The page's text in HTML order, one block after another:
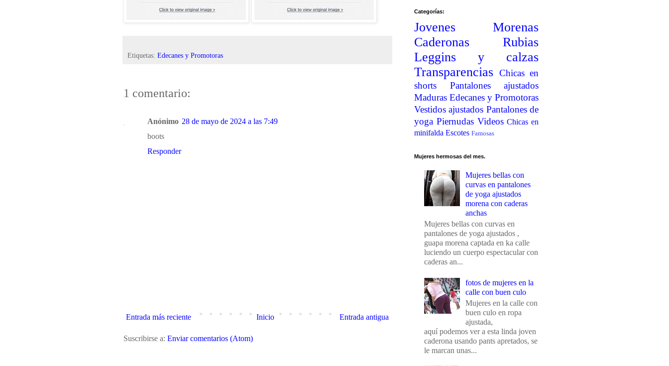
Etiquetas: Edecanes y Promotoras
1 comentario:
Anónimo 28 de mayo de 2024 a las 7:49
boots
Responder
Entrada más reciente Entrada antigua
Inicio
Suscribirse a: Enviar comentarios (Atom)
Categorías:
Jovenes
Morenas
Caderonas
Rubias
Leggins y calzas
Transparencias Chicas en
shorts
Pantalones ajustados
Maduras Edecanes y Promotoras
Vestidos ajustados Pantalones de
yoga Piernudas Videos Chicas en
minifalda Escotes Famosas
Mujeres hermosas del mes.
Mujeres bellas con
curvas en pantalones
de yoga ajustados
morena con caderas
anchas
Mujeres bellas con curvas en
pantalones de yoga ajustados ,
guapa morena captada en ka calle
luciendo un cuerpo espectacular con
caderas an...
fotos de mujeres en la
calle con buen culo
Mujeres en la calle con
buen culo en ropa
ajustada,
aquí podemos ver a esta linda joven
caderona usando pants apretados, se
le marcan unas...